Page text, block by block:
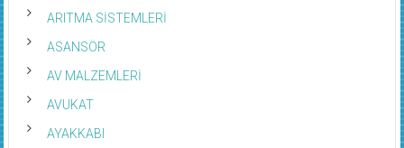
ARITMA SİSTEMLERİ
ASANSÖR
AV MALZEMLERİ
AVUKAT
AYAKKABI